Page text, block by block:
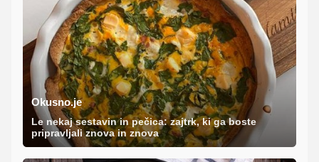
Okusno.je
Le nekaj sestavin in pečica: zajtrk, ki ga boste
pripravljali znova in znova